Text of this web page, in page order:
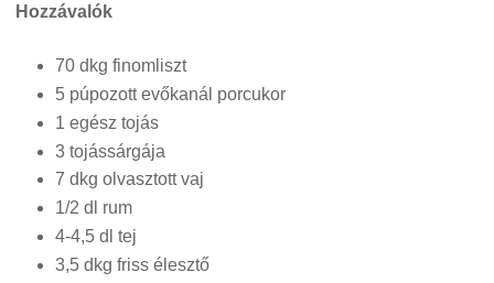
Hozzávalók
70 dkg finomliszt
5 púpozott evőkanál porcukor
1 egész tojás
3 tojássárgája
7 dkg olvasztott vaj
1/2 dl rum
4-4,5 dl tej
3,5 dkg friss élesztő